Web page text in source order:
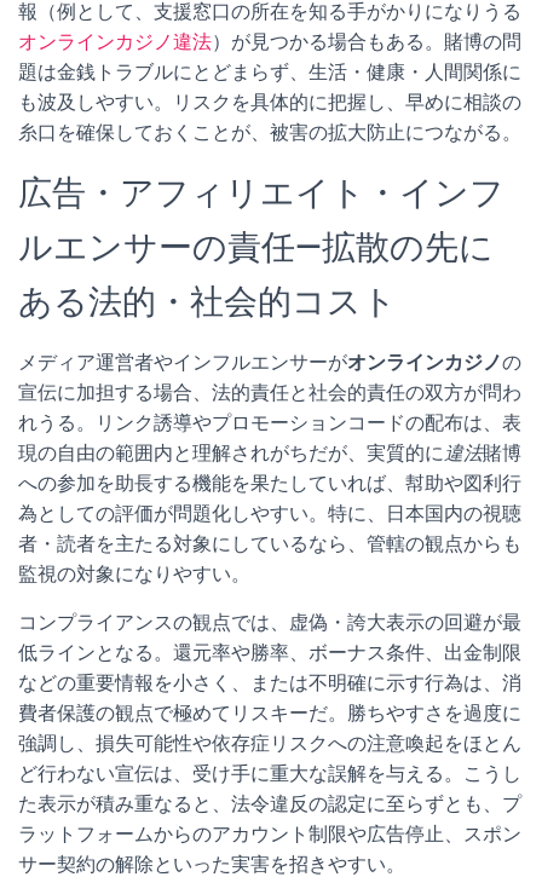
報（例として、支援窓口の所在を知る手がかりになりうる
オンラインカジノ違法）が見つかる場合もある。賭博の問
題は金銭トラブルにとどまらず、生活・健康・人間関係に
も波及しやすい。リスクを具体的に把握し、早めに相談の
糸口を確保しておくことが、被害の拡大防止につながる。
広告・アフィリエイト・インフ
ルエンサーの責任—拡散の先に
ある法的・社会的コスト
メディア運営者やインフルエンサーがオンラインカジノの
宣伝に加担する場合、法的責任と社会的責任の双方が問わ
れうる。リンク誘導やプロモーションコードの配布は、表
現の自由の範囲内と理解されがちだが、実質的に 違法賭博
への参加を助長する機能を果たしていれば、幇助や図利行
為としての評価が問題化しやすい。特に、日本国内の視聴
者・読者を主たる対象にしているなら、管轄の観点からも
監視の対象になりやすい。
コンプライアンスの観点では、虚偽・誇大表示の回避が最
低ラインとなる。還元率や勝率、ボーナス条件、出金制限
などの重要情報を小さく、または不明確に示す行為は、消
費者保護の観点で極めてリスキーだ。勝ちやすさを過度に
強調し、損失可能性や依存症リスクへの注意喚起をほとん
ど行わない宣伝は、受け手に重大な誤解を与える。こうし
た表示が積み重なると、法令違反の認定に至らずとも、プ
ラットフォームからのアカウント制限や広告停止、スポン
サー契約の解除といった実害を招きやすい。